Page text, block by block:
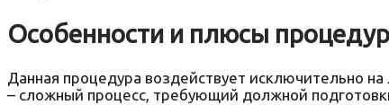
Особенности и плюсы
Данная процедура воздействует исключительно
– сложный процесс, требующий должной